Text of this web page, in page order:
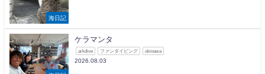
海日記
ケラマンタ
arkdive ファンダイビング okinawa
2026.08.03